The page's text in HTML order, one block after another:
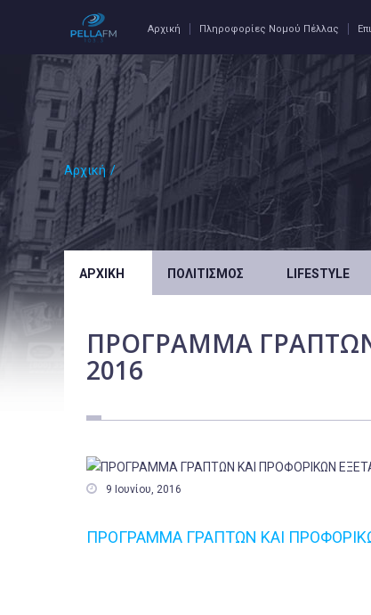
Αρχική Πληροφορίες Νομού Πέλλας
Αρχική /
ΑΡΧΙΚΉ ΠΟΛΙΤΙΣΜΌΣ LIFESTYLE
ΠΡΟΓΡΑΜΜΑ
2016
 9 Ιουνίου, 2016
ΠΡΟΓΡΑΜΜΑ ΓΡΑΠΤΩΝ ΚΑΙ